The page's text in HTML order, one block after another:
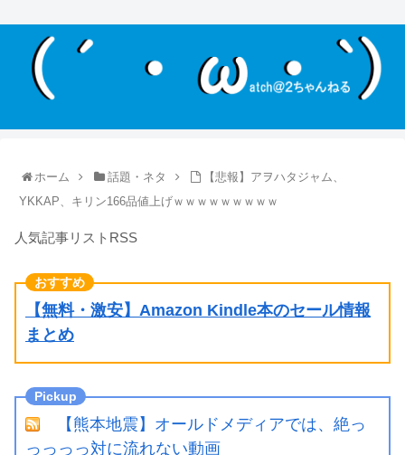
ホーム 話題・ネタ
【悲報】アヲハタジャム、
YKKAP、キリン166品値上げｗｗｗｗｗｗｗｗｗ
人気記事リストRSS
【無料・激安】Amazon Kindle本のセール情報
まとめ
【熊本地震】オールドメディアでは、絶っ
っっっっ対に流れない動画